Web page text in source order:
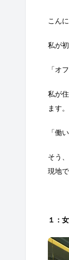
こん
私が
「オ
私が
ます。
「働
そう
現地
１：